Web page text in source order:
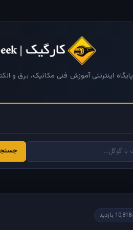
پایگاه اینترنتی آموزش فنی مکانیک، برق و
10,818 بازدید